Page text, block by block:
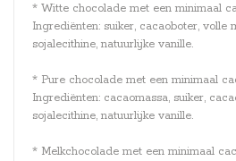
* Witte chocolade met een minimaal
Ingrediënten: suiker, cacaoboter, volle
sojalecithine, natuurlijke vanille.
* Pure chocolade met een minimaal
Ingrediënten: cacaomassa, suiker,
sojalecithine, natuurlijke vanille.
* Melkchocolade met een minimaal